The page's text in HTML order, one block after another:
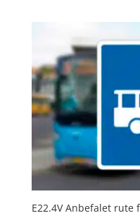
E22.4V Anbefalet